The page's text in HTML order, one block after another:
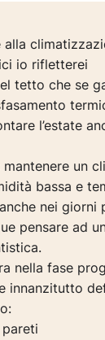
alla
io rifletterei
tetto che se
l’estate
un
bassa e
nei giorni
pensare ad
nella fase
innanzitutto